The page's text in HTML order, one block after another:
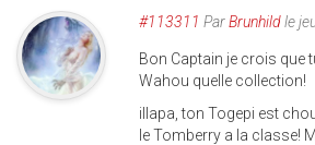
#113311 ParBrunhildle
Bon Captain je crois que
Wahou quelle collection!
illapa, ton Togepi est
le Tomberry a la classe!